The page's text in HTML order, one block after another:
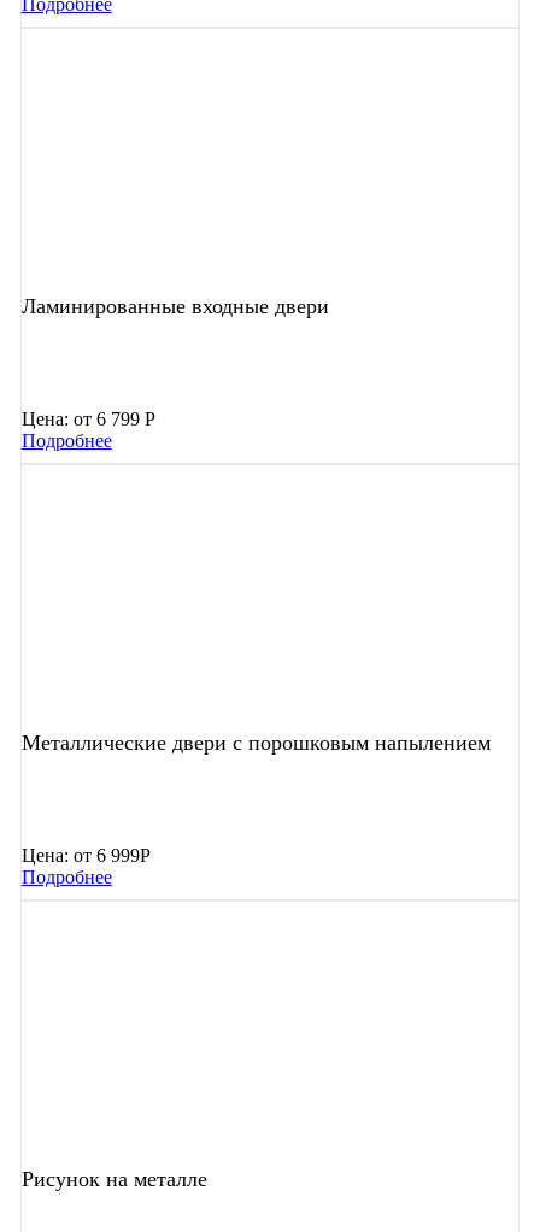
Подробнее
Ламинированные входные двери
Цена: от 6 799 Р
Подробнее
Металлические двери с порошковым напылением
Цена: от 6 999Р
Подробнее
Рисунок на металле